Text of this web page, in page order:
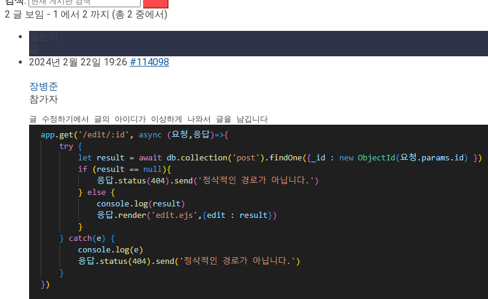
2 글 보임 - 1 에서 2 까지 (총 2 중에서)
2024년 2월 22일 19:26 #114098
장병준
참가자